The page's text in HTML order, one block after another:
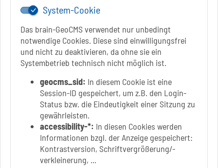
System-Cookie
Das brain-GeoCMS verwendet nur unbedingt
notwendige Cookies. Diese sind einwilligungsfrei
und nicht zu deaktivieren, da ohne sie ein
Systembetrieb technisch nicht möglich ist.
geocms_sid: In diesem Cookie ist eine
Session-ID gespeichert, um z.B. den Login-
Status bzw. die Eindeutigkeit einer Sitzung zu
gewährleisten.
accessibility-*: In diesen Cookies werden
Informationen bzgl. der Anzeige gespeichert:
Kontrastversion, Schriftvergrößerung/-
verkleinerung, ...
Mo.: 13 Uhr - 15 Uhr
Di.: 9 Uhr - 11.30 Uhr
13 Uhr - 18 Uhr
Do.: 9 Uhr - 11.30 Uhr
Fr.: nach Vereinbarung
Link zur Google-Maps Navigation
SOLEPARK Schönebeck/Bad Salzelmen
Eigenbetrieb der Stadt Schönebeck (Elbe)
Badepark 1
39218 Schönebeck (Elbe)
+49 3928 7055-0